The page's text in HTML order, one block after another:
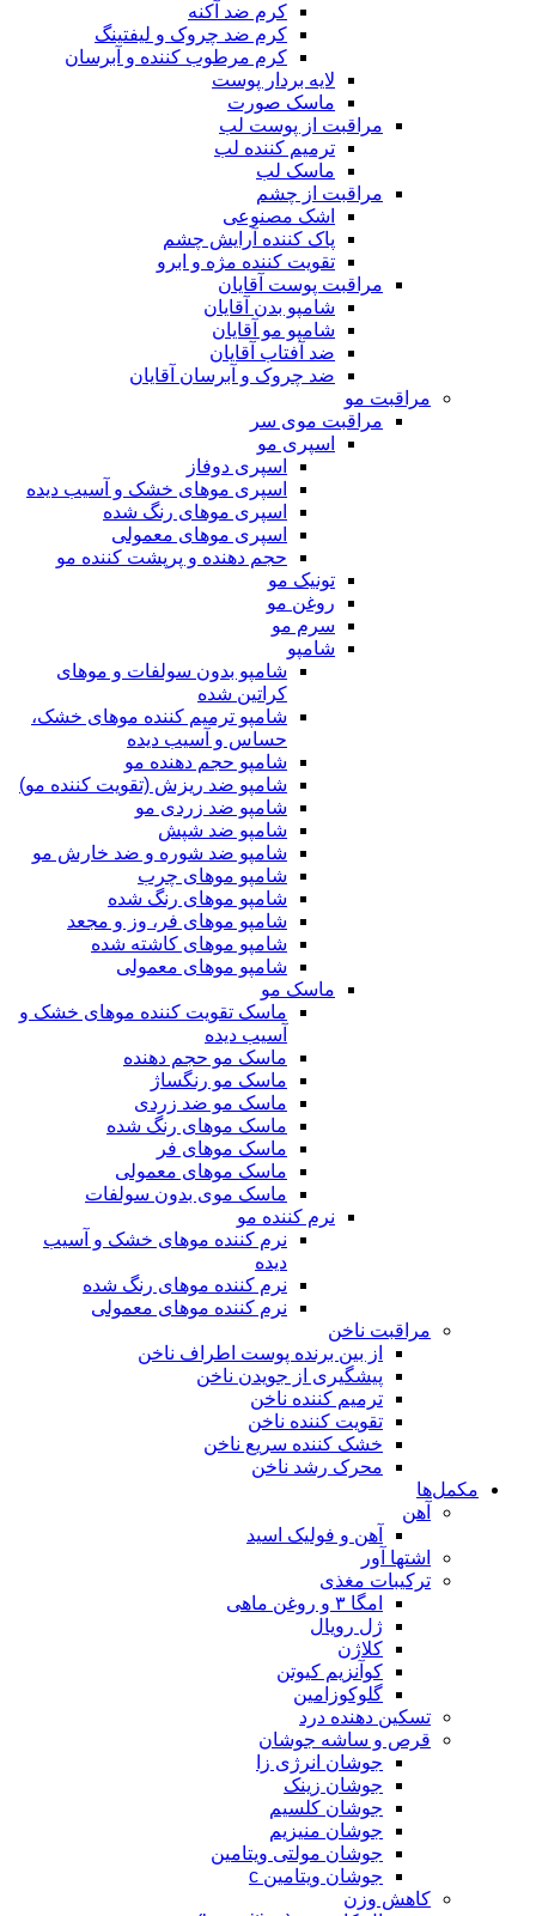
کرم ضد آکنه
کرم ضد چروک و لیفتینگ
کرم مرطوب کننده و آبرسان
لایه بردار پوست
ماسک صورت
مراقبت از پوست لب
ترمیم کننده لب
ماسک لب
مراقبت از چشم
اشک مصنوعی
پاک کننده آرایش چشم
تقویت کننده مژه و ابرو
مراقبت پوست آقایان
شامپو بدن آقایان
شامپو مو آقایان
ضد آفتاب آقایان
ضد چروک و آبرسان آقایان
مراقبت مو
مراقبت موی سر
اسپری مو
اسپری دوفاز
اسپری موهای خشک و آسیب دیده
اسپری موهای رنگ شده
اسپری موهای معمولی
حجم دهنده و پرپشت کننده مو
تونیک مو
روغن مو
سرم مو
شامپو
شامپو بدون سولفات و موهای
کراتین شده
شامپو ترمیم کننده موهای خشک،
حساس و آسیب دیده
شامپو حجم دهنده مو
شامپو ضد ریزش (تقویت کننده مو)
شامپو ضد زردی مو
شامپو ضد شپش
شامپو ضد شوره و ضد خارش مو
شامپو موهای چرب
شامپو موهای رنگ شده
شامپو موهای فر، وز و مجعد
شامپو موهای کاشته شده
شامپو موهای معمولی
ماسک مو
ماسک تقویت کننده موهای خشک و
آسیب دیده
ماسک مو حجم دهنده
ماسک مو رنگساژ
ماسک مو ضد زردی
ماسک موهای رنگ شده
ماسک موهای فر
ماسک موهای معمولی
ماسک موی بدون سولفات
نرم کننده مو
نرم کننده موهای خشک و آسیب
دیده
نرم کننده موهای رنگ شده
نرم کننده موهای معمولی
مراقبت ناخن
از بین برنده پوست اطراف ناخن
پیشگیری از جویدن ناخن
ترمیم کننده ناخن
تقویت کننده ناخن
خشک کننده سریع ناخن
محرک رشد ناخن
مکمل‌ها
آهن
آهن و فولیک اسید
اشتها آور
ترکیبات مغذی
امگا ۳ و روغن ماهی
ژل رویال
کلاژن
کوآنزیم کیوتن
گلوکوزامین
تسکین دهنده درد
قرص و ساشه جوشان
جوشان انرژی زا
جوشان زینک
جوشان کلسیم
جوشان منیزیم
جوشان مولتی ویتامین
جوشان ویتامین c
کاهش وزن